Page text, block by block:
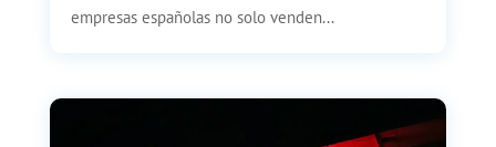
empresas españolas no solo venden...